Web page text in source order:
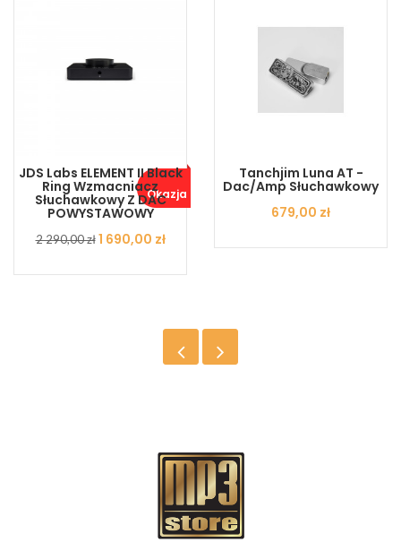
JDS Labs ELEMENT II Black
Ring Wzmacniacz
Słuchawkowy Z DAC
POWYSTAWOWY
Cena
2 290,00 zł Cena
1 690,00 zł
Okazja ..
Tanchjim Luna AT -
Dac/amp Słuchawkowy
Cena
679,00 zł